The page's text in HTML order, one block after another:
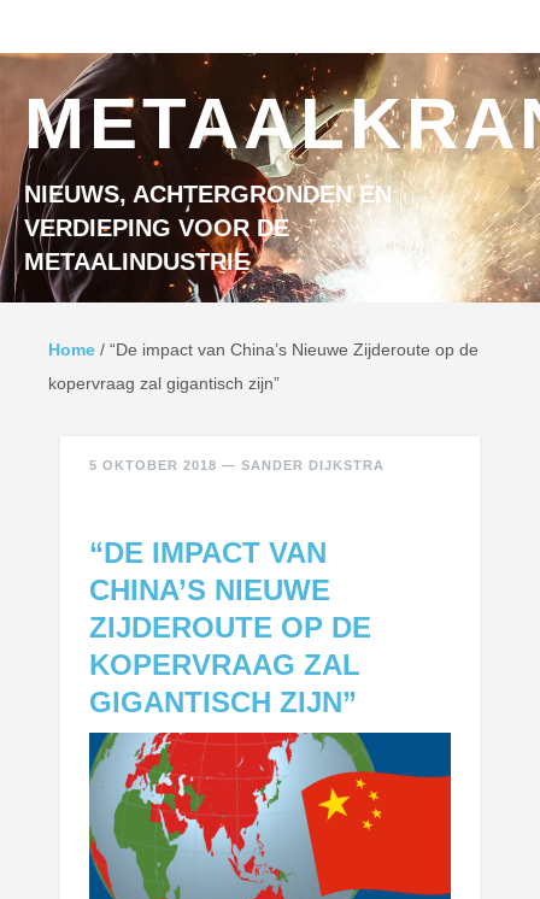
NIEUWS, ACHTERGRONDEN EN
VERDIEPING VOOR DE
METAALINDUSTRIE
Home / “De impact van China’s Nieuwe Zijderoute op de
kopervraag zal gigantisch zijn”
5 OKTOBER 2018 —SANDER DIJKSTRA
“DE IMPACT VAN
CHINA’S NIEUWE
ZIJDEROUTE OP DE
KOPERVRAAG ZAL
GIGANTISCH ZIJN”